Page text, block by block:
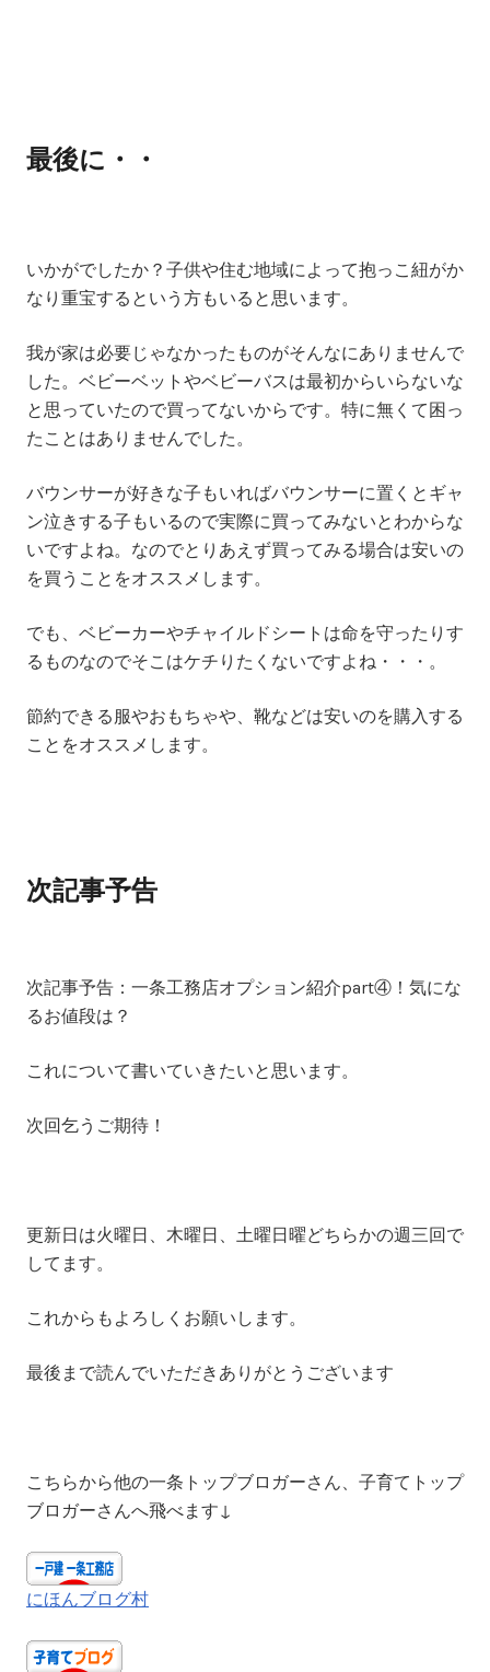
最後に・・
いかがでしたか？子供や住む地域によって抱っこ紐がか
なり重宝するという方もいると思います。
我が家は必要じゃなかったものがそんなにありませんで
した。ベビーベットやベビーバスは最初からいらないな
と思っていたので買ってないからです。特に無くて困っ
たことはありませんでした。
バウンサーが好きな子もいればバウンサーに置くとギャ
ン泣きする子もいるので実際に買ってみないとわからな
いですよね。なのでとりあえず買ってみる場合は安いの
を買うことをオススメします。
でも、ベビーカーやチャイルドシートは命を守ったりす
るものなのでそこはケチりたくないですよね・・・。
節約できる服やおもちゃや、靴などは安いのを購入する
ことをオススメします。
次記事予告
次記事予告： 一条工務店オプション紹介part④！気にな
るお値段は？
これについて書いていきたいと思います。
次回乞うご期待！
更新日は火曜日、木曜日、土曜日曜どちらかの週三回で
してます。
これからもよろしくお願いします。
最後まで読んでいただきありがとうございます
こちらから他の一条トップブロガーさん、子育てトップ
ブロガーさんへ飛べます↓
にほんブログ村